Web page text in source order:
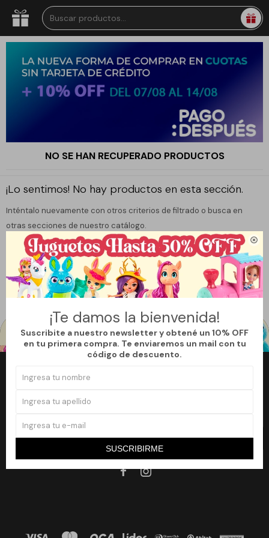

¡Te damos la bienvenida!
Suscribite a nuestro newsletter y obtené un 10% OFF
en tu primera compra. Te enviaremos un mail con tu
código de descuento.
SUSCRIBIRME
NO SE HAN RECUPERADO PRODUCTOS
¡Lo sentimos! No hay productos en esta sección.
Inténtalo nuevamente con otros criterios de filtrado o busca en
otras secciones de nuestro catálogo.
Filtrando por: ¿Que Regalo! Infantil
¡Suscribite a nuestro newsletter y accedé a un 10% off en tu primera
SUSCRIBIRME
 